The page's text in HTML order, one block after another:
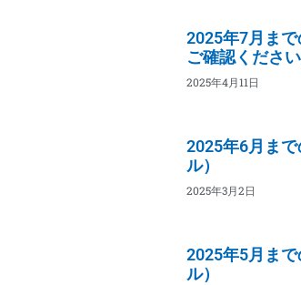
2025年7月ま
ご確認くださ
2025年4月11日
2025年6月ま
ル）
2025年3月2日
2025年5月ま
ル）